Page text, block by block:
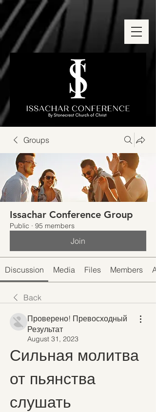
Groups
Issachar Conference Group
Public · 95 members
Join
Discussion Media Files Members
Back
Проверено! Превосходный
Результат
August 31, 2023
Сильная молитва
от пьянства
слушать